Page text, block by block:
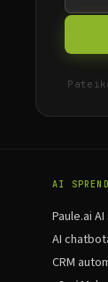
AI
Paule.ai
AI
CRM